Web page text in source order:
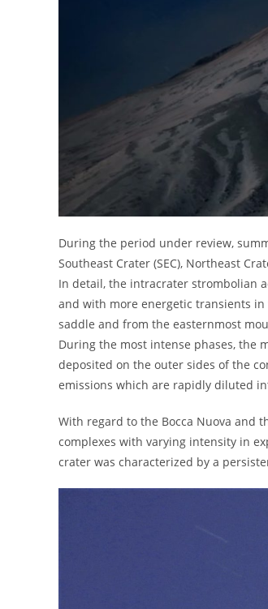
During the period under review,
Southeast Crater (SEC), Northeast
In detail, the intracrater strombolian
and with more energetic transients
saddle and from the easternmost
During the most intense phases, the
deposited on the outer sides of the
emissions which are rapidly diluted
With regard to the Bocca Nuova and
complexes with varying intensity in
crater was characterized by a